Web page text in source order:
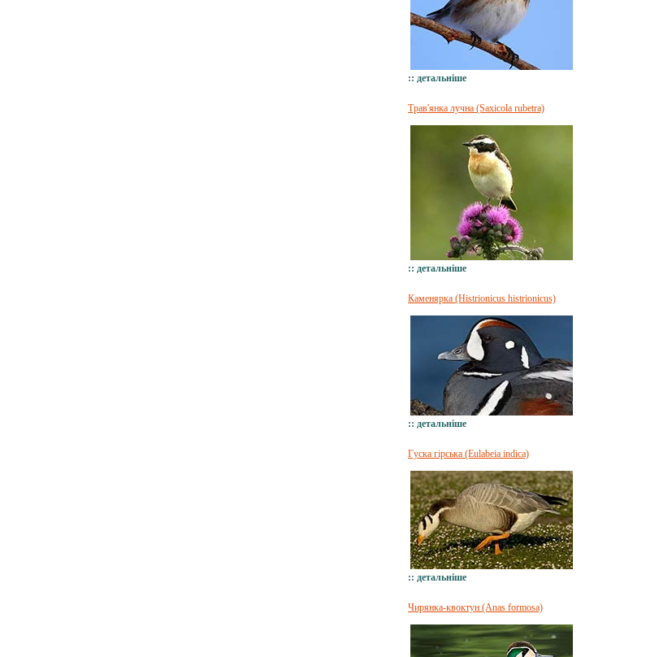
:: детальніше
Трав'янка лучна (Saxicola rubetra)
:: детальніше
Каменярка (Histrionicus histrionicus)
:: детальніше
Гуска гірська (Eulabeia indica)
:: детальніше
Чирянка-квоктун (Anas formosa)